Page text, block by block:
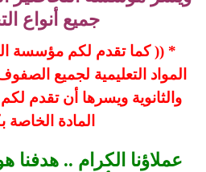
جميع أنواع
* (( كما تقدم لكم مؤسسة
المواد التعليمية لجميع
والثانوية ويسرها أن تقدم
المادة
عملاؤنا الكرام ..